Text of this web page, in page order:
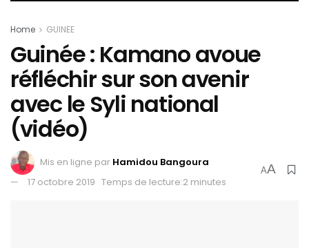
Home GUINEE
Guinée : Kamano avoue
réfléchir sur son avenir
avec le Syli national
(vidéo)
Mis en ligne par Hamidou Bangoura
17 octobre 2019 Temps de lecture:2 minutes
AA